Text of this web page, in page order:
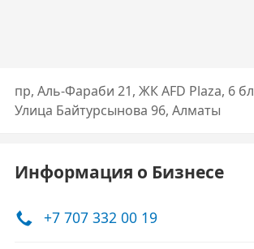
пр, Аль-Фараби 21, ЖК AFD Plaza, 6
Улица Байтурсынова 96, Алматы
Информация о Бизнесе
+7 707 332 00 19